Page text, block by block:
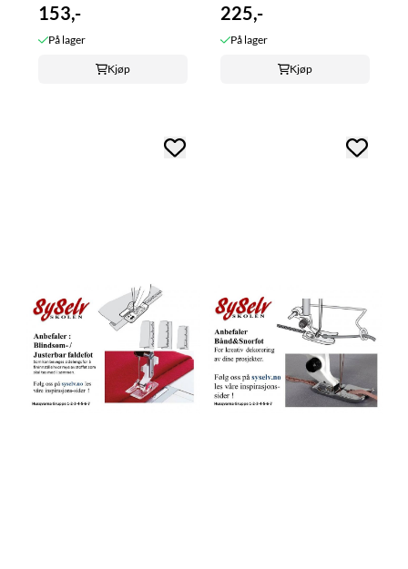
153,-
På lager
Kjøp
225,-
På lager
Kjøp